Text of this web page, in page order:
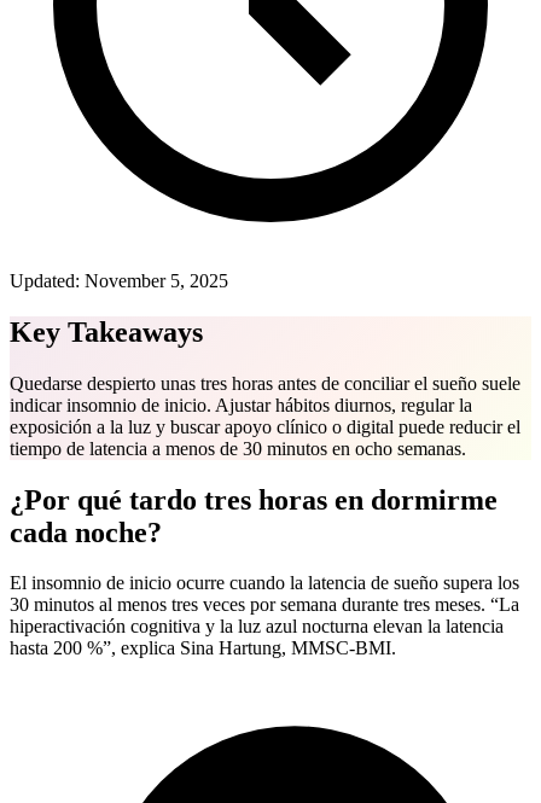
Updated: November 5, 2025
Key Takeaways
Quedarse despierto unas tres horas antes de conciliar el sueño suele
indicar insomnio de inicio. Ajustar hábitos diurnos, regular la
exposición a la luz y buscar apoyo clínico o digital puede reducir el
tiempo de latencia a menos de 30 minutos en ocho semanas.
¿Por qué tardo tres horas en dormirme
cada noche?
El insomnio de inicio ocurre cuando la latencia de sueño supera los
30 minutos al menos tres veces por semana durante tres meses. “La
hiperactivación cognitiva y la luz azul nocturna elevan la latencia
hasta 200 %”, explica Sina Hartung, MMSC-BMI.